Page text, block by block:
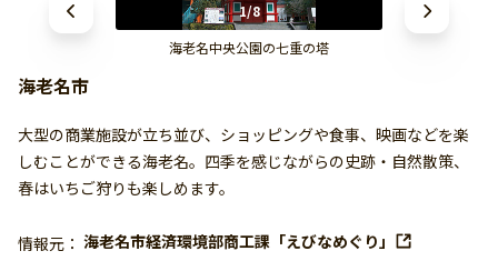
1/8
海老名中央公園の七重の塔
海老名市
大型の商業施設が立ち並び、ショッピングや食事、映画などを楽
しむことができる海老名。四季を感じながらの史跡・自然散策、
春はいちご狩りも楽しめます。
情報元： 海老名市経済環境部商工課「えびなめぐり」